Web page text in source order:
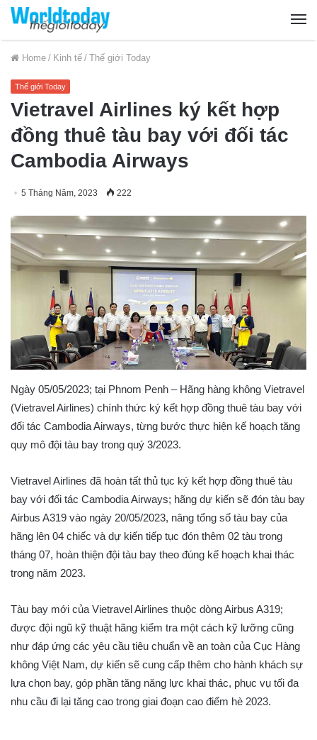
Home / Kinh tế / Thế giới Today
Thế giới Today
Vietravel Airlines ký kết hợp
đồng thuê tàu bay với đối tác
Cambodia Airways
5 Tháng Năm, 2023 222
Ngày 05/05/2023; tại Phnom Penh – Hãng hàng không Vietravel
(Vietravel Airlines) chính thức ký kết hợp đồng thuê tàu bay với
đối tác Cambodia Airways, từng bước thực hiện kế hoạch tăng
quy mô đội tàu bay trong quý 3/2023.
Vietravel Airlines đã hoàn tất thủ tục ký kết hợp đồng thuê tàu
bay với đối tác Cambodia Airways; hãng dự kiến sẽ đón tàu bay
Airbus A319 vào ngày 20/05/2023, nâng tổng số tàu bay của
hãng lên 04 chiếc và dự kiến tiếp tục đón thêm 02 tàu trong
tháng 07, hoàn thiện đội tàu bay theo đúng kế hoạch khai thác
trong năm 2023.
Tàu bay mới của Vietravel Airlines thuộc dòng Airbus A319;
được đội ngũ kỹ thuật hãng kiểm tra một cách kỹ lưỡng cũng
như đáp ứng các yêu cầu tiêu chuẩn về an toàn của Cục Hàng
không Việt Nam, dự kiến sẽ cung cấp thêm cho hành khách sự
lựa chọn bay, góp phần tăng năng lực khai thác, phục vụ tối đa
nhu cầu đi lại tăng cao trong giai đoạn cao điểm hè 2023.